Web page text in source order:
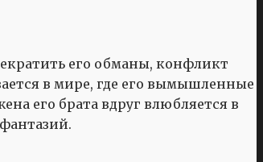
его обманы, конфликт
в мире, где его вымышленные
его брата вдруг влюбляется в